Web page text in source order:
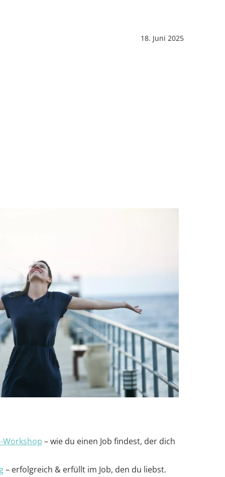
18. Juni 2025
– wie du einen Job findest, der dich
– erfolgreich & erfüllt im Job, den du liebst.